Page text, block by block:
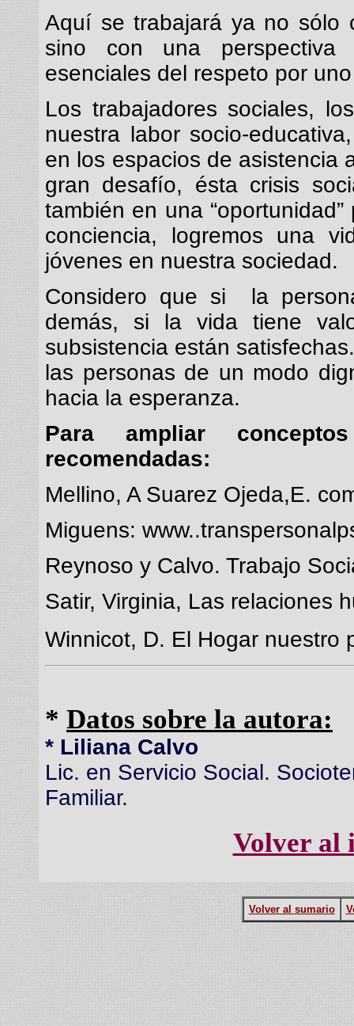
Aquí se trabajará ya no sólo
sino con una perspectiva
esenciales del respeto por
Los trabajadores sociales,
nuestra labor socio-
en los espacios de asistencia
gran desafío, ésta crisis
también en una
conciencia, logremos una
jóvenes en nuestra sociedad.
Considero que si la
demás, si la vida tiene
subsistencia están
las personas de un modo
hacia la esperanza.
Para ampliar
recomendadas:
Mellino, A Suarez Ojeda,E.
Miguens:
Reynoso y Calvo. Trabajo
Satir, Virginia, Las relaciones
Winnicot, D. El Hogar nuestro
* Datos sobre la autora:
* Liliana Calvo
Lic. en Servicio Social.
Familiar.
Volver al
Volver al sumario